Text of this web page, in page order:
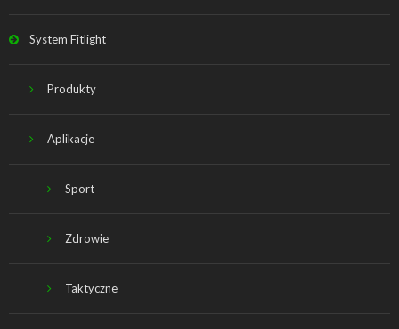
System Fitlight
Produkty
Aplikacje
Sport
Zdrowie
Taktyczne